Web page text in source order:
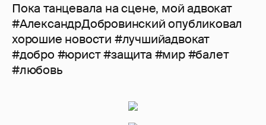
Пока танцевала на сцене, мой адвокат
#АлександрДобровинский опубликовал
хорошие новости #лучшийадвокат
#добро #юрист #защита #мир #балет
#любовь